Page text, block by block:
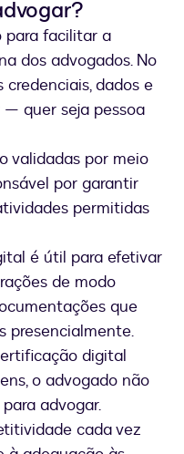
para facilitar a
dos advogados. No
dados e
quer seja pessoa
validadas por meio
por garantir
permitidas
é útil para efetivar
de modo
que
presencialmente.
digital
o advogado não
advogar.
cada vez